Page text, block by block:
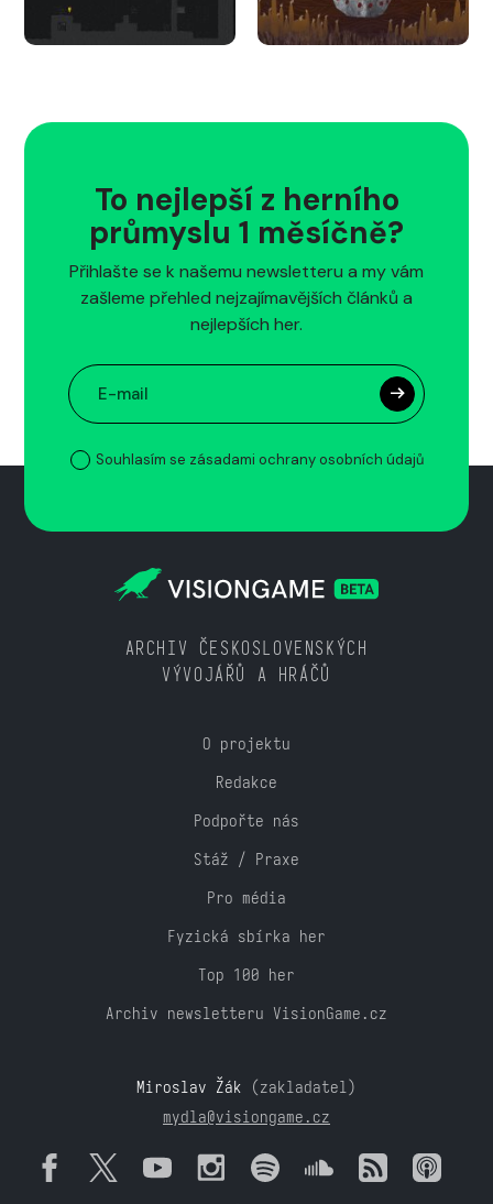
To nejlepší z herního
průmyslu 1 měsíčně?
Přihlašte se k našemu newsletteru a my vám
zašleme přehled nejzajímavějších článků a
nejlepších her.
Souhlasím se zásadami ochrany osobních údajů
ARCHIV ČESKOSLOVENSKÝCH
VÝVOJÁŘŮ A HRÁČŮ
O projektu
Redakce
Podpořte nás
Stáž / Praxe
Pro média
Fyzická sbírka her
Top 100 her
Archiv newsletteru VisionGame.cz
Miroslav Žák (zakladatel)
mydla@visiongame.cz